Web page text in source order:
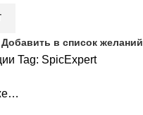
Добавить в список желаний
Tag: SpicExpert